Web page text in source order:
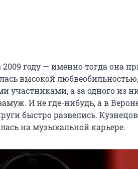
году — именно тогда она
высокой
участниками, а за одного из
И не где-нибудь, а в
быстро развелись.
на музыкальной карьере.